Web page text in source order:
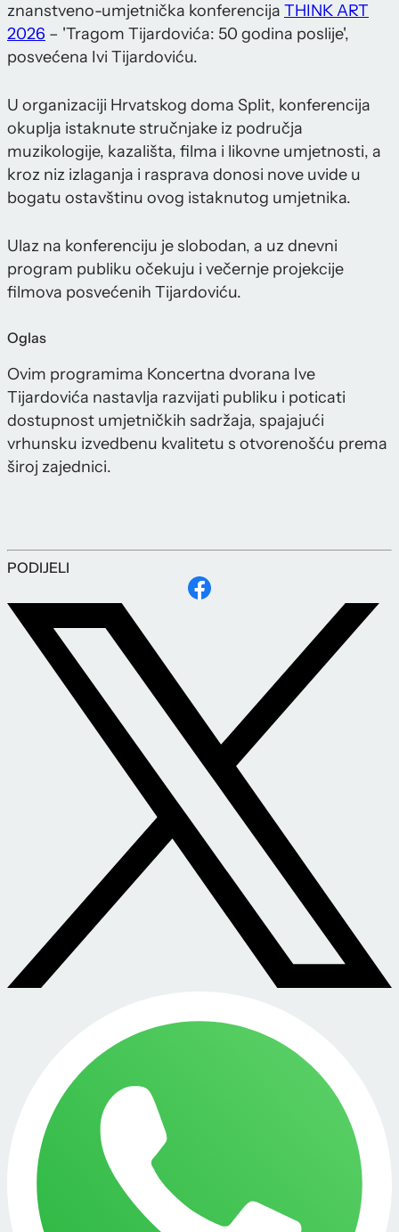
znanstveno-umjetnička konferencija THINK ART
2026 – 'Tragom Tijardovića: 50 godina poslije',
posvećena Ivi Tijardoviću.
U organizaciji Hrvatskog doma Split, konferencija
okuplja istaknute stručnjake iz područja
muzikologije, kazališta, filma i likovne umjetnosti, a
kroz niz izlaganja i rasprava donosi nove uvide u
bogatu ostavštinu ovog istaknutog umjetnika.
Ulaz na konferenciju je slobodan, a uz dnevni
program publiku očekuju i večernje projekcije
filmova posvećenih Tijardoviću.
Oglas
Ovim programima Koncertna dvorana Ive
Tijardovića nastavlja razvijati publiku i poticati
dostupnost umjetničkih sadržaja, spajajući
vrhunsku izvedbenu kvalitetu s otvorenošću prema
široj zajednici.
PODIJELI